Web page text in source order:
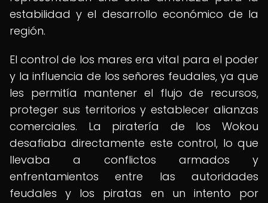
estabilidad y el desarrollo económico de la
región.
El control de los mares era vital para el poder
y la influencia de los señores feudales, ya que
les permitía mantener el flujo de recursos,
proteger sus territorios y establecer alianzas
comerciales. La piratería de los Wokou
desafiaba directamente este control, lo que
llevaba a conflictos armados y
enfrentamientos entre las autoridades
feudales y los piratas en un intento por